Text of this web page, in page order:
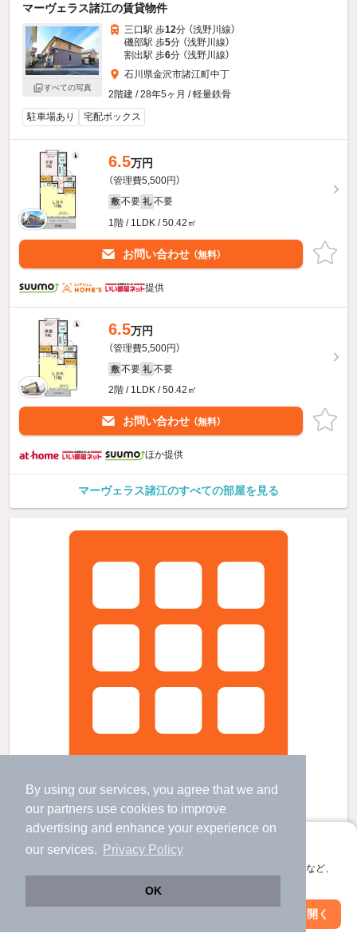
By using our services, you agree that we and
our partners use cookies to improve
advertising and enhance your experience on
our services.
Privacy Policy
OK
アプリに切り替えて、サクサクお部屋探し
会員登録なしですぐ使える。マップ検索やお気に入り保存など、
アプリを開く
マーヴェラス諸江の賃貸物件
すべての写真
三口駅 歩12分 （浅野川線）
磯部駅 歩5分 （浅野川線）
割出駅 歩6分 （浅野川線）
石川県金沢市諸江町中丁
2階建 / 28年5ヶ月 / 軽量鉄骨
駐車場あり
宅配ボックス
6.5万円
（管理費5,500円）
敷 不要 礼 不要
1階 / 1LDK / 50.42㎡
お問い合わせ （無料）
提供
6.5万円
（管理費5,500円）
敷 不要 礼 不要
2階 / 1LDK / 50.42㎡
お問い合わせ （無料）
ほか提供
マーヴェラス諸江のすべての部屋を見る
割出駅より徒歩9分 新築 2階建の賃貸物件
三口駅 歩11分 （浅野川線）
割出駅 歩
絞り込み条件を変更